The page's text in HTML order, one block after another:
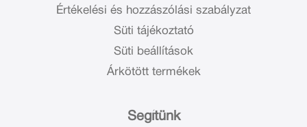
Értékelési és hozzászólási szabályzat
Süti tájékoztató
Süti beállítások
Árkötött termékek
Segítünk